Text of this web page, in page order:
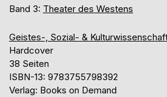
Band 3: Theater des Westens
Geistes-, Sozial- &
Hardcover
38 Seiten
ISBN-13: 9783755798392
Verlag: Books on Demand